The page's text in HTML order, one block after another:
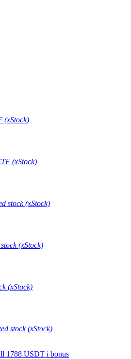
belöningar dagligen
tillgång
(xStock)
(xStock)
stock (xStock)
(xStock)
(xStock)
stock (xStock)
1788 USDT i bonus